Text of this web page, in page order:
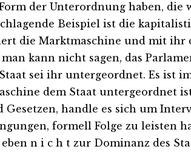
der Unterordnung haben, die
Beispiel ist die
die Marktmaschine und mit ihr
kann nicht sagen, das
sei ihr untergeordnet. Es ist
dem Staat untergeordnet
Gesetzen, handle es sich um
formell Folge zu leisten
n i c h t zur Dominanz des